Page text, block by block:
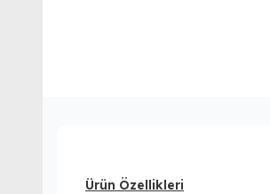
Ürün Özellikleri